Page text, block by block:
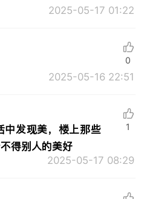
2025-05-17 01:22
2025-05-16 22:51
0
中发现美，楼上那些
得别人的美好
2025-05-17 08:29
1